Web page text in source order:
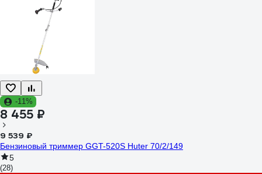
-11%
8 455 ₽
9 539 ₽
Бензиновый триммер GGT-520S Huter 70/2/149
5
(28)